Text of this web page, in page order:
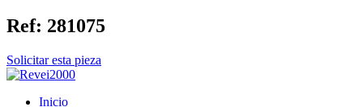
Ref: 281075
Solicitar esta pieza
Inicio